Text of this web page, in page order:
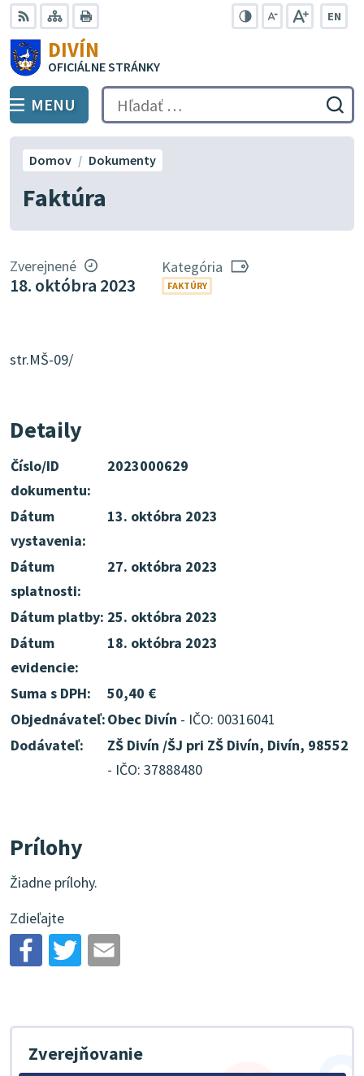
Preskočiť
na
obsah
RSS Mapa
EN
DIVÍN
OFICIÁLNE STRÁNKY
PREPNÚŤ
MENU Hľadať:
Faktúra
Domov Dokumenty
Zverejnené
18. októbra 2023
Kategória
FAKTÚRY
str.MŠ-09/
Detaily
Číslo/ID
dokumentu:
2023000629
Dátum
vystavenia:
13. októbra 2023
Dátum
splatnosti:
27. októbra 2023
Dátum platby: 25. októbra 2023
Dátum
evidencie:
18. októbra 2023
Suma s DPH:
50,40 €
Objednávateľ:Obec Divín - IČO: 00316041
Dodávateľ:
ZŠ Divín /ŠJ pri ZŠ Divín, Divín, 98552
- IČO: 37888480
Prílohy
Žiadne prílohy.
Zdieľajte
Zverejňovanie